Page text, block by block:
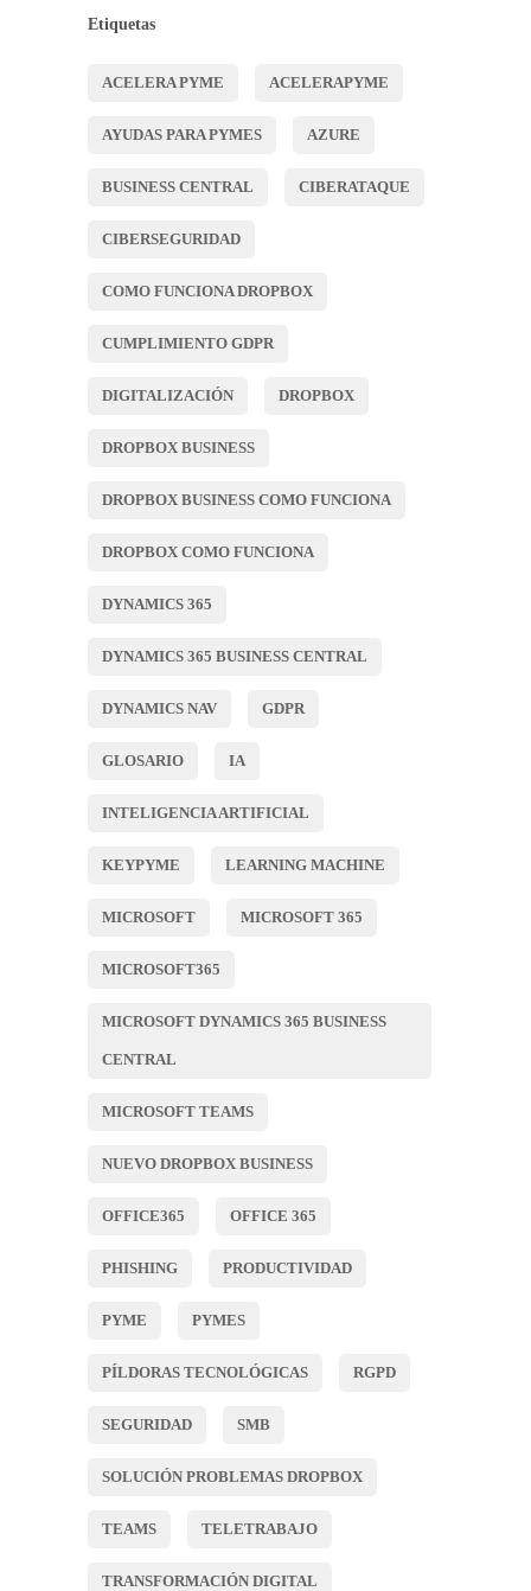
Etiquetas
ACELERA PYME ACELERAPYME
AYUDAS PARA PYMES AZURE
BUSINESS CENTRAL CIBERATAQUE
CIBERSEGURIDAD
COMO FUNCIONA DROPBOX
CUMPLIMIENTO GDPR
DIGITALIZACIÓN DROPBOX
DROPBOX BUSINESS
DROPBOX BUSINESS COMO FUNCIONA
DROPBOX COMO FUNCIONA
DYNAMICS 365
DYNAMICS 365 BUSINESS CENTRAL
DYNAMICS NAV GDPR
GLOSARIO IA
INTELIGENCIA ARTIFICIAL
KEYPYME LEARNING MACHINE
MICROSOFT MICROSOFT 365
MICROSOFT365
MICROSOFT DYNAMICS 365 BUSINESS
CENTRAL
MICROSOFT TEAMS
NUEVO DROPBOX BUSINESS
OFFICE365 OFFICE 365
PHISHING PRODUCTIVIDAD
PYME PYMES
PÍLDORAS TECNOLÓGICAS RGPD
SEGURIDAD SMB
SOLUCIÓN PROBLEMAS DROPBOX
TEAMS TELETRABAJO
TRANSFORMACIÓN DIGITAL